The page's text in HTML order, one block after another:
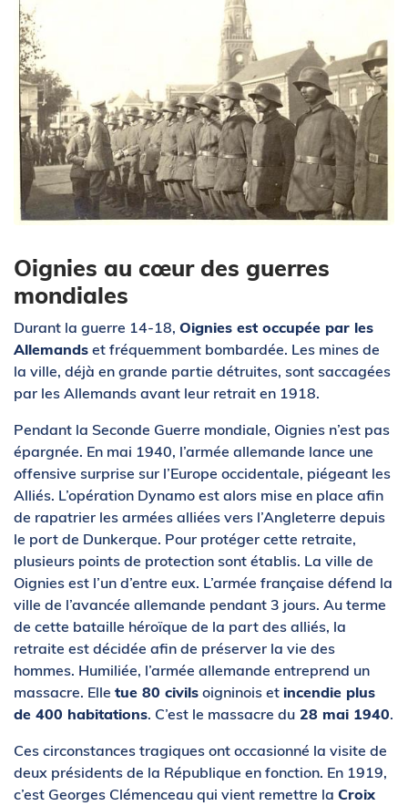
Oignies au cœur des guerres
mondiales
Durant la guerre 14-18, Oignies est occupée par les
Allemands et fréquemment bombardée. Les mines de
la ville, déjà en grande partie détruites, sont saccagées
par les Allemands avant leur retrait en 1918.
Pendant la Seconde Guerre mondiale, Oignies n’est pas
épargnée. En mai 1940, l’armée allemande lance une
offensive surprise sur l’Europe occidentale, piégeant les
Alliés. L’opération Dynamo est alors mise en place afin
de rapatrier les armées alliées vers l’Angleterre depuis
le port de Dunkerque. Pour protéger cette retraite,
plusieurs points de protection sont établis. La ville de
Oignies est l’un d’entre eux. L’armée française défend la
ville de l’avancée allemande pendant 3 jours. Au terme
de cette bataille héroïque de la part des alliés, la
retraite est décidée afin de préserver la vie des
hommes. Humiliée, l’armée allemande entreprend un
massacre. Elle tue 80 civils oigninois et incendie plus
de 400 habitations. C’est le massacre du 28 mai 1940.
Ces circonstances tragiques ont occasionné la visite de
deux présidents de la République en fonction. En 1919,
c’est Georges Clémenceau qui vient remettre la Croix